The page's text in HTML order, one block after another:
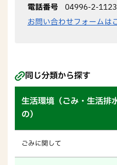
電話番号
04996-2-1123
お問い合わせフォームは
同じ分類から探す
生活環境（ごみ・生活排
の）
ごみに関して